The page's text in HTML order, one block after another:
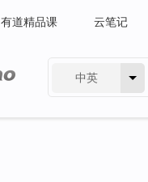
有道精品课 云笔记
中英